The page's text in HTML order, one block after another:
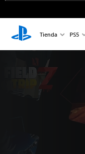
Tienda PS5